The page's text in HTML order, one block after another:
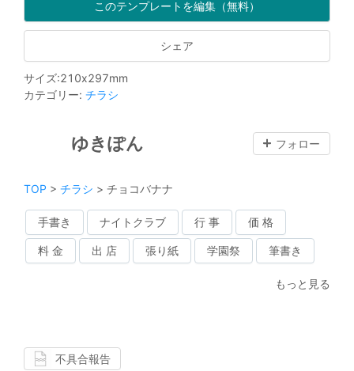
このテンプレートを編集（無料）
シェア
サイズ:210x297mm
カテゴリー: チラシ
ゆきぽん フォロー
TOP > チラシ > チョコバナナ
手書き ナイトクラブ 行 事 価 格
料 金 出 店 張り紙 学園祭 筆書き
もっと見る
不具合報告